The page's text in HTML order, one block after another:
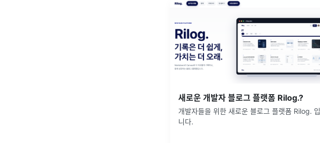
새로운 개발자 블로그 플랫폼 Rilog.?
개발자들을 위한 새로운 블로그 플랫폼 Rilog. 입
니다.